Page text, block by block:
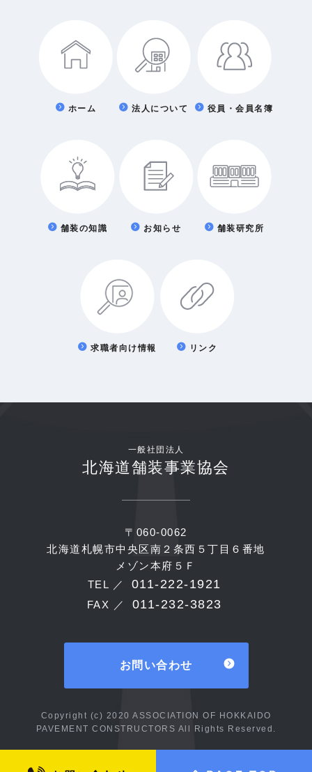
ホーム 法人について 役員・会員名簿
舗装の知識 お知らせ 舗装研究所
求職者向け情報 リンク
一般社団法人
北海道舗装事業協会
〒060-0062
北海道札幌市中央区南２条西５丁目６番地
メゾン本府５Ｆ
TEL ／
011-222-1921
FAX ／ 011-232-3823
お問い合わせ
Copyright (c) 2020 ASSOCIATION OF HOKKAIDO
PAVEMENT CONSTRUCTORS All Rights Reserved.